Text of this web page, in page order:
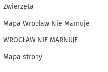
Zwierzęta
Mapa Wrocław Nie Marnuje
WROCŁAW NIE MARNUJE
Mapa strony